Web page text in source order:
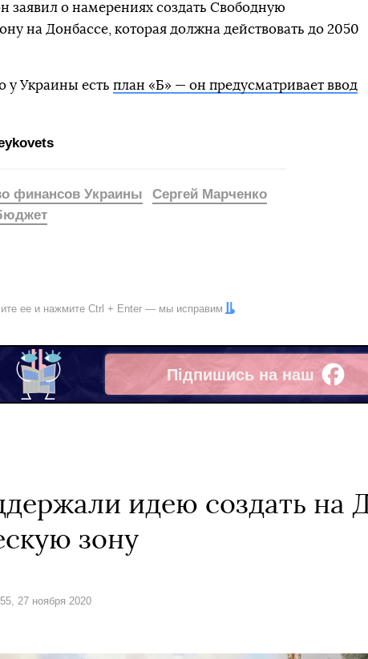
заявил о намерениях создать Свободную
на Донбассе, которая должна действовать до 2050
у Украины есть план «Б» — он предусматривает ввод
финансов Украины
Сергей Марченко
ее и нажмите Ctrl + Enter — мы исправим
Підпишись на наш
Facebook
идею создать на
зону
27 ноября 2020